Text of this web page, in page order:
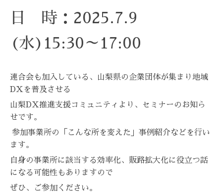
日 時：2025.7.9
(水)15:30～17:00
連合会も加入している、山梨県の企業団体が集まり地域
DXを普及させる
山梨DX推進支援コミュニティより、セミナーのお知ら
せです。
参加事業所の「こんな所を変えた」事例紹介などを行い
ます。
自身の事業所に該当する効率化、販路拡大化に役立つ話
になる可能性もありますので
ぜひ、ご参加ください。